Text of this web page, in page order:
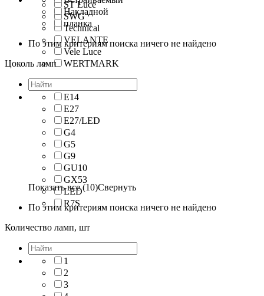
ST Luce
SWG
Technical
VELANTE
Vele Luce
WERTMARK
Накладной
планка
По этим критериям поиска ничего не найдено
Цоколь ламп
E14
E27
E27/LED
G4
G5
G9
GU10
GX53
LED
R7S
Показать все (10)Свернуть
По этим критериям поиска ничего не найдено
Количество ламп, шт
1
2
3